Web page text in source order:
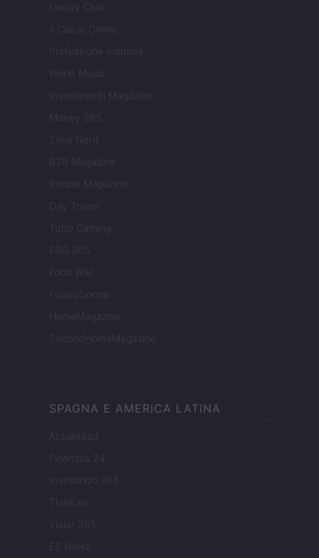
Luxury Club
Il Calcio Online
Professione mamma
World Music
Investimenti Magazine
Money 365
Zona Nerd
B2B Magazine
People Magazine
Day Travel
Tutto Gaming
ESG 365
Food Wiki
FuturoDonna
HomeMagazine
SecondHomeMagazine
SPAGNA E AMERICA LATINA
Actualidad
Finanzas 24
Investindo 365
Think.es
Viajar 365
ES Newz